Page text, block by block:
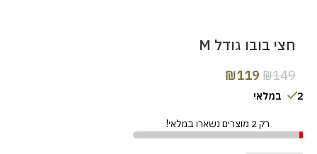
חצי בובו גודל M
₪149
₪119
2 במלאי
רק 2 מוצרים נשארו במלאי!